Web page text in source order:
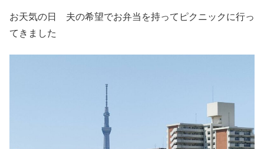
お天気の日 夫の希望でお弁当を持ってピクニックに行っ
てきました